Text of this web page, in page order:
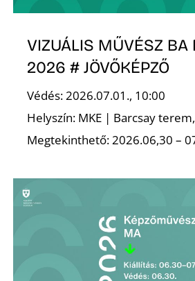
VIZUÁLIS MŰVÉSZ BA
2026 # JÖVŐKÉPZŐ
Védés: 2026.07.01., 10:00
Helyszín: MKE | Barcsay
Megtekinthető: 2026.06,30 –